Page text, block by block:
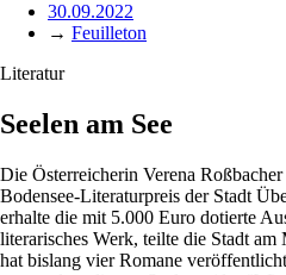
30.09.2022
→ Feuilleton
Literatur
Seelen am See
Die Österreicherin Verena
Bodensee-Literaturpreis der Stadt
erhalte die mit 5.000 Euro dotierte
literarisches Werk, teilte die Stadt
hat bislang vier Romane